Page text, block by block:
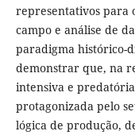
representativos para
campo e análise de
paradigma histórico-
demonstrar que, na
intensiva e
protagonizada pelo
lógica de produção,